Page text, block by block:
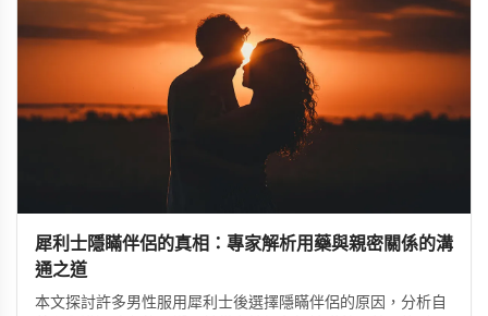
犀利士隱瞞伴侶的真相：專家解析用藥與親密關係的溝
通之道
本文探討許多男性服用犀利士後選擇隱瞞伴侶的原因，分析自